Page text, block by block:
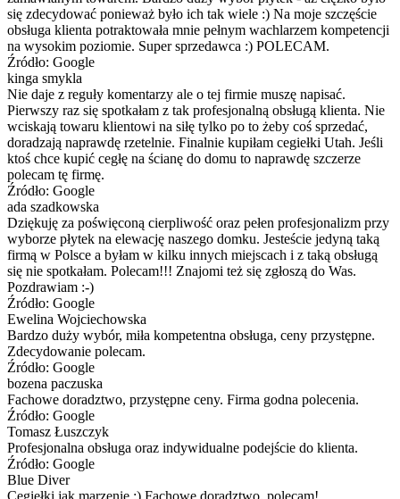
się zdecydować ponieważ było ich tak wiele :) Na moje szczęście
obsługa klienta potraktowała mnie pełnym wachlarzem kompetencji
na wysokim poziomie. Super sprzedawca :) POLECAM.
Źródło: Google
kinga smykla
Nie daje z reguły komentarzy ale o tej firmie muszę napisać.
Pierwszy raz się spotkałam z tak profesjonalną obsługą klienta. Nie
wciskają towaru klientowi na siłę tylko po to żeby coś sprzedać,
doradzają naprawdę rzetelnie. Finalnie kupiłam cegiełki Utah. Jeśli
ktoś chce kupić cegłę na ścianę do domu to naprawdę szczerze
polecam tę firmę.
Źródło: Google
ada szadkowska
Dziękuję za poświęconą cierpliwość oraz pełen profesjonalizm przy
wyborze płytek na elewację naszego domku. Jesteście jedyną taką
firmą w Polsce a byłam w kilku innych miejscach i z taką obsługą
się nie spotkałam. Polecam!!! Znajomi też się zgłoszą do Was.
Pozdrawiam :-)
Źródło: Google
Ewelina Wojciechowska
Bardzo duży wybór, miła kompetentna obsługa, ceny przystępne.
Zdecydowanie polecam.
Źródło: Google
bozena paczuska
Fachowe doradztwo, przystępne ceny. Firma godna polecenia.
Źródło: Google
Tomasz Łuszczyk
Profesjonalna obsługa oraz indywidualne podejście do klienta.
Źródło: Google
Blue Diver
Cegiełki jak marzenie :) Fachowe doradztwo. polecam!